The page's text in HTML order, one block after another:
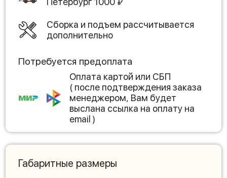
Сборка и подъем рассчитывается
дополнительно
Потребуется предоплата
Оплата картой или СБП
( после подтверждения заказа
менеджером, Вам будет
выслана ссылка на оплату на
email )
Габаритные размеры